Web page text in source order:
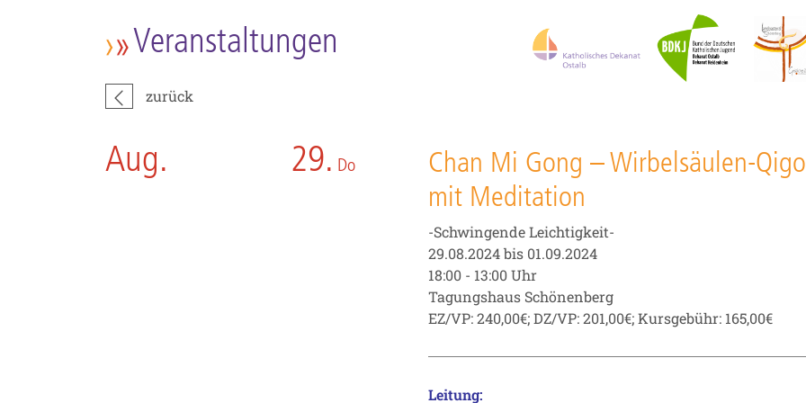
Veranstaltungen
zurück
Aug. 29. Do
Chan Mi Gong – Wirbelsäulen-
mit Meditation
-Schwingende Leichtigkeit-
29.08.2024 bis 01.09.2024
18:00 - 13:00 Uhr
Tagungshaus Schönenberg
EZ/VP: 240,00€; DZ/VP: 201,00€; Kursgebühr: 165,00€
Leitung: